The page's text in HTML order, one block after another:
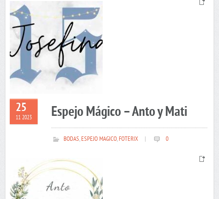
25
11 2023 Espejo Mágico – Anto y Mati
BODAS,ESPEJO MAGICO,FOTERIX 0